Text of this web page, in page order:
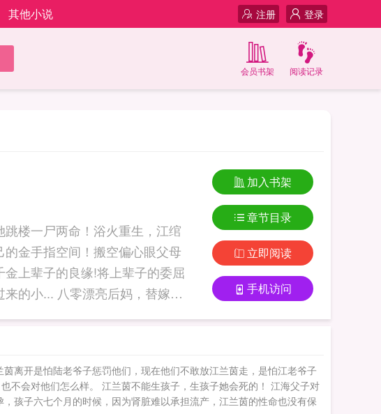
其他小说 登录
注册
阅读记录
会员书架
楼一尸两命！浴火重生，江绾
金手指空间！搬空偏心眼父母
上辈子的良缘!将上辈子的委屈
妈，替嫁后
加入书架
章节目录
立即阅读
手机访问
离开是怕陆老爷子惩罚他们，现在他们不敢放江兰茵走，是怕江老爷子
不会对他们怎么样。 江兰茵不能生孩子，生孩子她会死的！ 江海父子对
孩子六七个月的时候，因为肾脏难以承担流产，江兰茵的性命也没有保